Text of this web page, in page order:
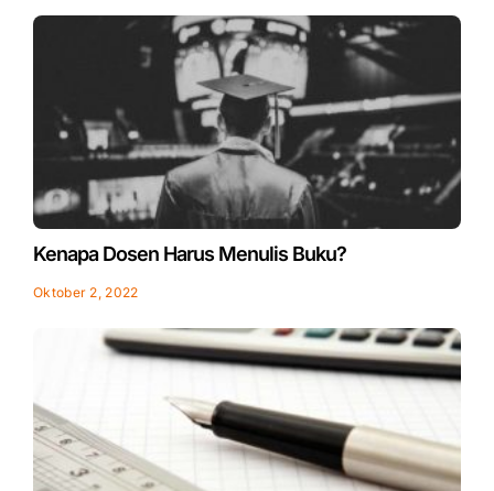
Kenapa Dosen Harus Menulis Buku?
Oktober 2, 2022